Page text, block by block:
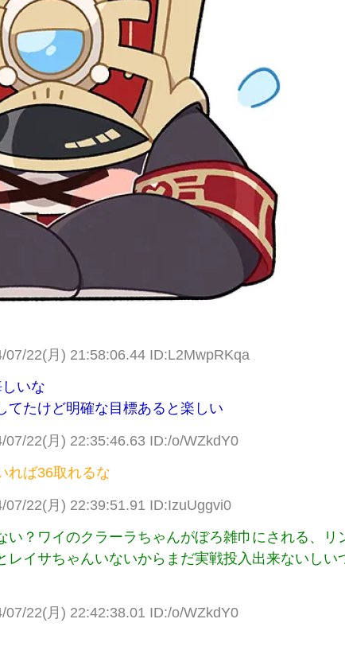
07/22(月) 21:58:06.44 ID:L2MwpRKqa
いな
てたけど明確な目標あると楽しい
07/22(月) 22:35:46.63 ID:/o/WZkdY0
れば36取れるな
07/22(月) 22:39:51.91 ID:IzuUggvi0
い？ワイのクラーラちゃんがぼろ雑巾にされる、リ
イサちゃんいないからまだ実戦投入出来ないしい
07/22(月) 22:42:38.01 ID:/o/WZkdY0